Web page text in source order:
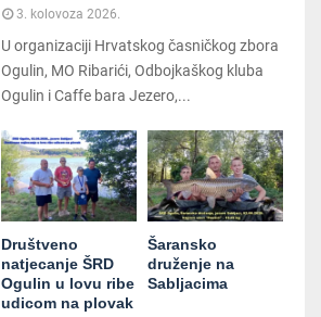
3. kolovoza 2026.
U organizaciji Hrvatskog časničkog zbora
Ogulin, MO Ribarići, Odbojkaškog kluba
Ogulin i Caffe bara Jezero,...
Društveno
natjecanje ŠRD
Ogulin u lovu ribe
udicom na plovak
Šaransko
druženje na
Sabljacima